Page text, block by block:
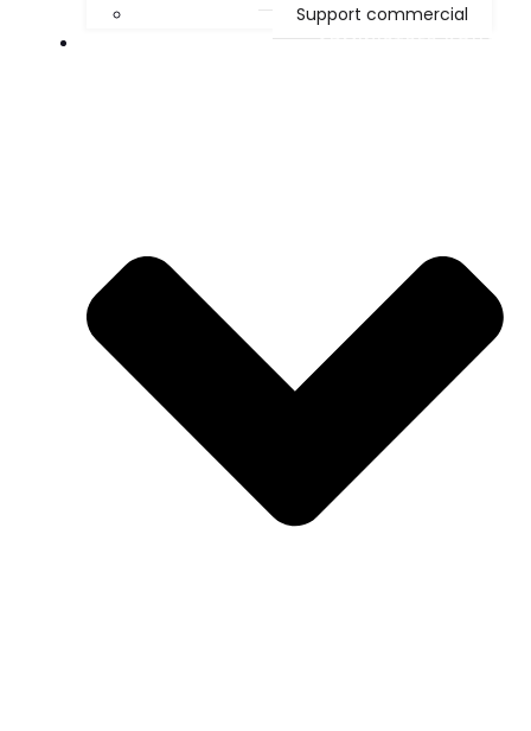
Support commercial
ADMINISTRER KOHA